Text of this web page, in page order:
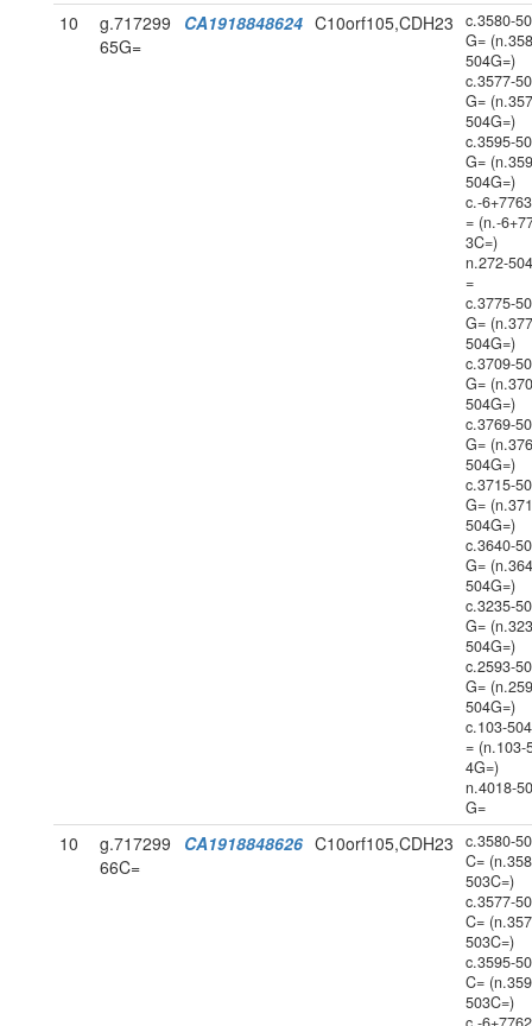
10
g.717299
65G=
CA1918848624 C10orf105,CDH23
c.3580-
G=
504G=)
c.3577-
G=
504G=)
c.3595-
G=
504G=)
c.-
= (n.-
3C=)
n.272-
=
c.3775-
G=
504G=)
c.3709-
G=
504G=)
c.3769-
G=
504G=)
c.3715-
G=
504G=)
c.3640-
G=
504G=)
c.3235-
G=
504G=)
c.2593-
G=
504G=)
c.103-
= (n.103-
4G=)
n.4018-
G=
10
g.717299
66C=
CA1918848626 C10orf105,CDH23
c.3580-
C=
503C=)
c.3577-
C=
503C=)
c.3595-
C=
503C=)